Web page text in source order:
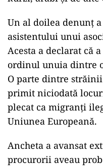
Un al doilea denunț
asistentului unui
Acesta a declarat că
ordinul unuia dintre
O parte dintre
primit niciodată
plecat ca migranți
Uniunea Europeană.
Ancheta a avansat
procurorii aveau